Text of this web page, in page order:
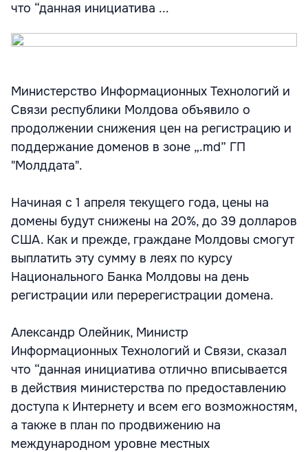
что “данная инициатива ...
Министерство Информационных Технологий и
Связи республики Молдова объявило о
продолжении снижения цен на регистрацию и
поддержание доменов в зоне „.md” ГП
"Молддата".
Начиная с 1 апреля текущего года, цены на
домены будут снижены на 20%, до 39 долларов
США. Как и прежде, граждане Молдовы смогут
выплатить эту сумму в леях по курсу
Национального Банка Молдовы на день
регистрации или перерегистрации домена.
Александр Олейник, Министр
Информационных Технологий и Связи, сказал
что “данная инициатива отлично вписывается
в действия министерства по предоставлению
доступа к Интернету и всем его возможностям,
а также в план по продвижению на
международном уровне местных